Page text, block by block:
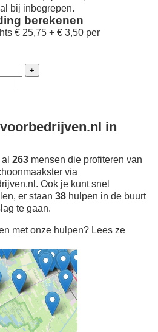
bij inbegrepen.
berekenen
€ 25,75 + € 3,50 per
in
263 mensen die profiteren van
via
Ook je kunt snel
er staan 38 hulpen in de buurt
te gaan.
met onze hulpen? Lees ze
bij